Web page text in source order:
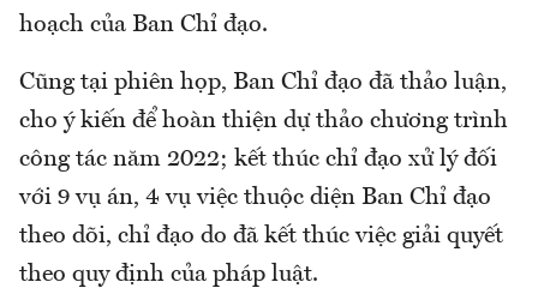
hoạch của Ban Chỉ đạo.
Cũng tại phiên họp, Ban Chỉ đạo đã thảo luận,
cho ý kiến để hoàn thiện dự thảo chương trình
công tác năm 2022; kết thúc chỉ đạo xử lý đối
với 9 vụ án, 4 vụ việc thuộc diện Ban Chỉ đạo
theo dõi, chỉ đạo do đã kết thúc việc giải quyết
theo quy định của pháp luật.